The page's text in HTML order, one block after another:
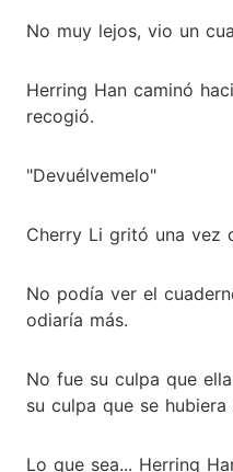
No muy lejos, vio un
Herring Han caminó
recogió.
"Devuélvemelo"
Cherry Li gritó una vez
No podía ver el
odiaría más.
No fue su culpa que
su culpa que se
Lo que sea... Herring